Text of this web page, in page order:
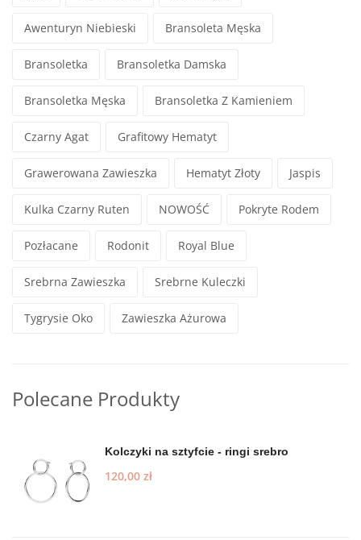
Awenturyn Niebieski Bransoleta Męska
Bransoletka Bransoletka Damska
Bransoletka Męska Bransoletka Z Kamieniem
Czarny Agat Grafitowy Hematyt
Grawerowana Zawieszka Hematyt Złoty Jaspis
Kulka Czarny Ruten NOWOŚĆ Pokryte Rodem
Pozłacane Rodonit Royal Blue
Srebrna Zawieszka Srebrne Kuleczki
Tygrysie Oko Zawieszka Ażurowa
Polecane Produkty
Kolczyki na sztyfcie - ringi srebro
120,00 zł